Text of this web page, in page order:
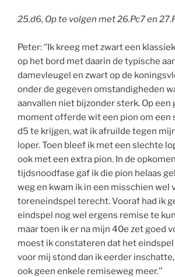
25.d6, Op te volgen met 26.Pc7 en
Peter: ‘’Ik kreeg met zwart een
op het bord met daarin de typische
damevleugel en zwart op de
onder de gegeven omstandigheden
aanvallen niet bijzonder sterk. Op een
moment offerde wit een pion om een
d5 te krijgen, wat ik afruilde tegen
loper. Toen bleef ik met een slechte
ook met een extra pion. In de
tijdsnoodfase gaf ik die pion helaas
weg en kwam ik in een misschien wel
toreneindspel terecht. Vooraf had ik
eindspel nog wel ergens remise te
maar toen ik er na mijn 40e zet goed
moest ik constateren dat het
voor mij stond dan ik eerder inschatte,
ook geen enkele remiseweg meer.’’